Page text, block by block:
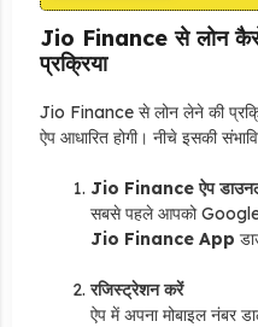
Jio Finance से लोन
प्रक्रिया
Jio Finance से लोन लेने की
ऐप आधारित होगी। नीचे इसकी
Jio Finance ऐप
सबसे पहले आपको
Jio Finance App
रजिस्ट्रेशन करें
ऐप में अपना मोबाइल नंबर